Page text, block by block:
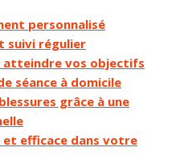
personnalisé
suivi régulier
vos objectifs
séance à domicile
grâce à une
et efficace dans votre